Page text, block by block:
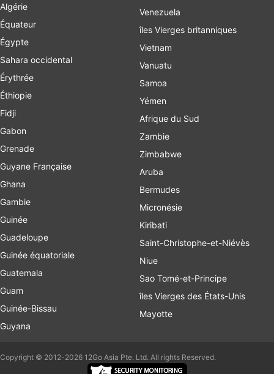
Algérie
Équateur
Égypte
Sahara occidental
Érythrée
Éthiopie
Fidji
Gabon
Grenade
Guyane Française
Ghana
Gambie
Guinée
Guadeloupe
Guinée équatoriale
Guatemala
Guam
Guinée-Bissau
Guyana
Venezuela
îles Vierges britanniques
Vietnam
Vanuatu
Samoa
Yémen
Afrique du Sud
Zambie
Zimbabwe
Aruba
Bermudes
Micronésie
Kiribati
Saint-Christophe-et-Niévès
Niue
Sao Tomé-et-Principe
îles Vierges des États-Unis
Mayotte
Copyright © 2012-2026 12Go Asia Pte. Ltd. All rights Reserved.